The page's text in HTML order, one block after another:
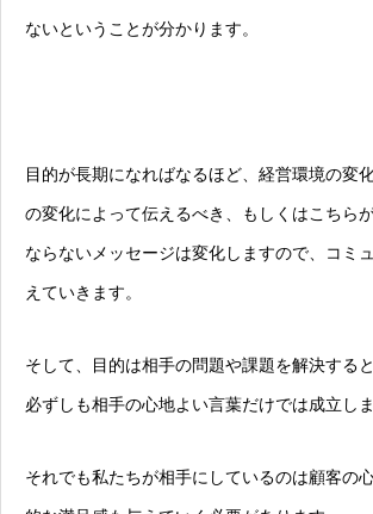
ないということが分かります。
目的が長期になればなるほど、経営環境の変
の変化によって伝えるべき、もしくはこちら
ならないメッセージは変化しますので、コミ
えていきます。
そして、目的は相手の問題や課題を解決する
必ずしも相手の心地よい言葉だけでは成立しま
それでも私たちが相手にしているのは顧客の